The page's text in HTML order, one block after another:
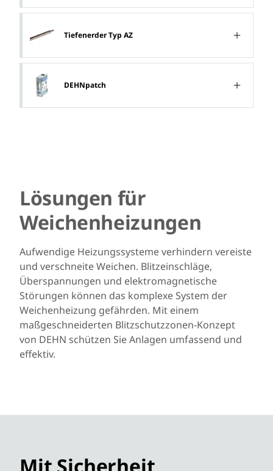
Tiefenerder Typ AZ
DEHNpatch
Lösungen für
Weichenheizungen
Aufwendige Heizungssysteme verhindern vereiste
und verschneite Weichen. Blitzeinschläge,
Überspannungen und elektromagnetische
Störungen können das komplexe System der
Weichenheizung gefährden. Mit einem
maßgeschneiderten Blitzschutzzonen-Konzept
von DEHN schützen Sie Anlagen umfassend und
effektiv.